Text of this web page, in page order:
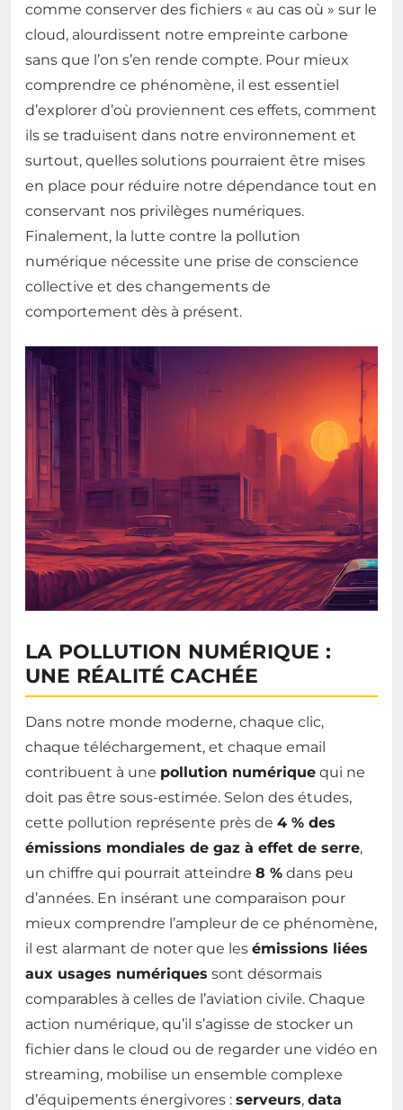
comme conserver des fichiers « au cas où » sur le
cloud, alourdissent notre empreinte carbone
sans que l’on s’en rende compte. Pour mieux
comprendre ce phénomène, il est essentiel
d’explorer d’où proviennent ces effets, comment
ils se traduisent dans notre environnement et
surtout, quelles solutions pourraient être mises
en place pour réduire notre dépendance tout en
conservant nos privilèges numériques.
Finalement, la lutte contre la pollution
numérique nécessite une prise de conscience
collective et des changements de
comportement dès à présent.
LA POLLUTION NUMÉRIQUE :
UNE RÉALITÉ CACHÉE
Dans notre monde moderne, chaque clic,
chaque téléchargement, et chaque email
contribuent à une pollution numérique qui ne
doit pas être sous-estimée. Selon des études,
cette pollution représente près de 4 % des
émissions mondiales de gaz à effet de serre,
un chiffre qui pourrait atteindre 8 % dans peu
d’années. En insérant une comparaison pour
mieux comprendre l’ampleur de ce phénomène,
il est alarmant de noter que les émissions liées
aux usages numériques sont désormais
comparables à celles de l’aviation civile. Chaque
action numérique, qu’il s’agisse de stocker un
fichier dans le cloud ou de regarder une vidéo en
streaming, mobilise un ensemble complexe
d’équipements énergivores : serveurs, data